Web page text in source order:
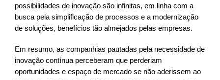
possibilidades de inovação são infinitas, em linha com a
busca pela simplificação de processos e a modernização
de soluções, benefícios tão almejados pelas empresas.
Em resumo, as companhias pautadas pela necessidade de
inovação contínua perceberam que perderiam
oportunidades e espaço de mercado se não aderissem ao